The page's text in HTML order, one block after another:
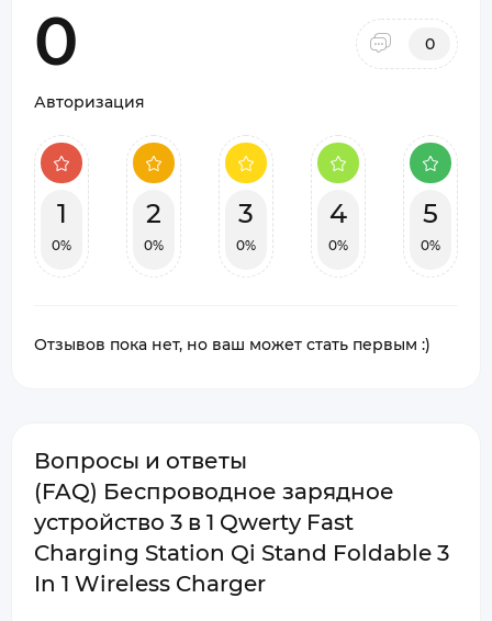
0 0
Авторизация
1
0%
2
0%
3
0%
4
0%
5
0%
Отзывов пока нет, но ваш может стать первым :)
Вопросы и ответы
(FAQ) Беспроводное зарядное
устройство 3 в 1 Qwerty Fast
Charging Station Qi Stand Foldable 3
In 1 Wireless Charger